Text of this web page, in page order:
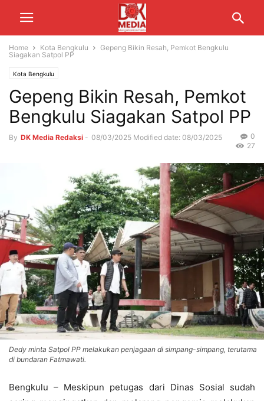
Home Kota Bengkulu
Gepeng Bikin Resah, Pemkot Bengkulu
Siagakan Satpol PP
Kota Bengkulu
Gepeng Bikin Resah, Pemkot
Bengkulu Siagakan Satpol PP
By DK Media Redaksi - 08/03/2025 Modified date: 08/03/2025
0
27
Dedy minta Satpol PP melakukan penjagaan di simpang-simpang, terutama
di bundaran Fatmawati.
Bengkulu – Meskipun petugas dari Dinas Sosial sudah